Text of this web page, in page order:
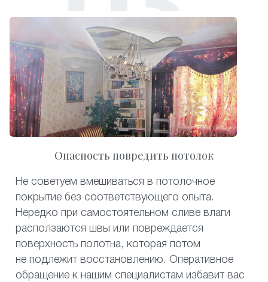
Опасность повредить потолок
Не советуем вмешиваться в потолочное
покрытие без соответствующего опыта.
Нередко при самостоятельном сливе влаги
расползаются швы или повреждается
поверхность полотна, которая потом
не подлежит восстановлению. Оперативное
обращение к нашим специалистам избавит вас